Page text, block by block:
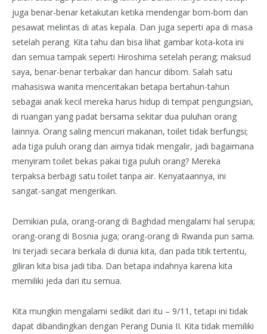
juga benar-benar ketakutan ketika mendengar bom-bom dan
pesawat melintas di atas kepala. Dan juga seperti apa di masa
setelah perang. Kita tahu dan bisa lihat gambar kota-kota ini
dan semua tampak seperti Hiroshima setelah perang; maksud
saya, benar-benar terbakar dan hancur dibom. Salah satu
mahasiswa wanita menceritakan betapa bertahun-tahun
sebagai anak kecil mereka harus hidup di tempat pengungsian,
di ruangan yang padat bersama sekitar dua puluhan orang
lainnya. Orang saling mencuri makanan, toilet tidak berfungsi;
ada tiga puluh orang dan airnya tidak mengalir, jadi bagaimana
menyiram toilet bekas pakai tiga puluh orang? Mereka
terpaksa berbagi satu toilet tanpa air. Kenyataannya, ini
sangat-sangat mengerikan.
Demikian pula, orang-orang di Baghdad mengalami hal serupa;
orang-orang di Bosnia juga; orang-orang di Rwanda pun sama.
Ini terjadi secara berkala di dunia kita, dan pada titik tertentu,
giliran kita bisa jadi tiba. Dan betapa indahnya karena kita
memiliki jeda dari itu semua.
Kita mungkin mengalami sedikit dari itu – 9/11, tetapi ini tidak
dapat dibandingkan dengan Perang Dunia II. Kita tidak memiliki